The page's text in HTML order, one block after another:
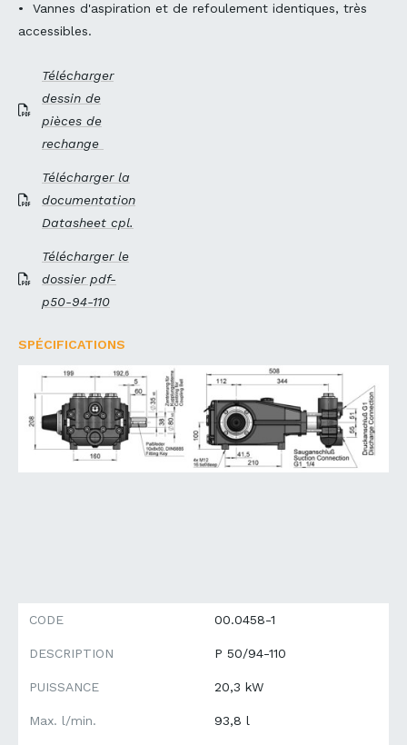
• Vannes d'aspiration et de refoulement identiques, très
accessibles.
Télécharger
dessin de
pièces de
rechange
Télécharger la
documentation
Datasheet cpl.
Télécharger le
dossier pdf-
p50-94-110
SPÉCIFICATIONS
CODE 00.0458-1
DESCRIPTION P 50/94-110
PUISSANCE 20,3 kW
Max. l/min. 93,8 l